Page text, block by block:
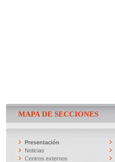
MAPA DE SECCIONES
Presentación
Noticias
Centros externos